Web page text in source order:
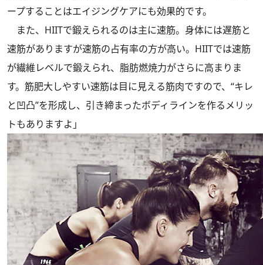
ープすることはエイジングケアにも効果的です。
また、HIITで鍛えられるのは主に速筋。身体には遅筋と
速筋がありますが速筋の占有率の方が高い。HIITでは速筋
が繊維レベルで鍛えられ、脂肪燃焼力がさらに高まりま
す。筋肥大しやすい速筋は目に見える筋肉ですので、“キレ
と凹凸”を形成し、引き締まったボディラインを作るメリッ
トもありますよ」